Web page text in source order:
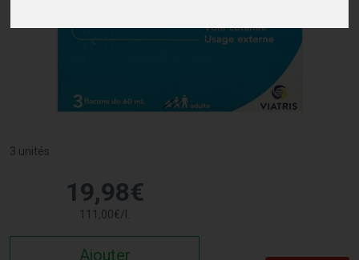
3 unités
19,98€
111 ,00€/l.
Ajouter